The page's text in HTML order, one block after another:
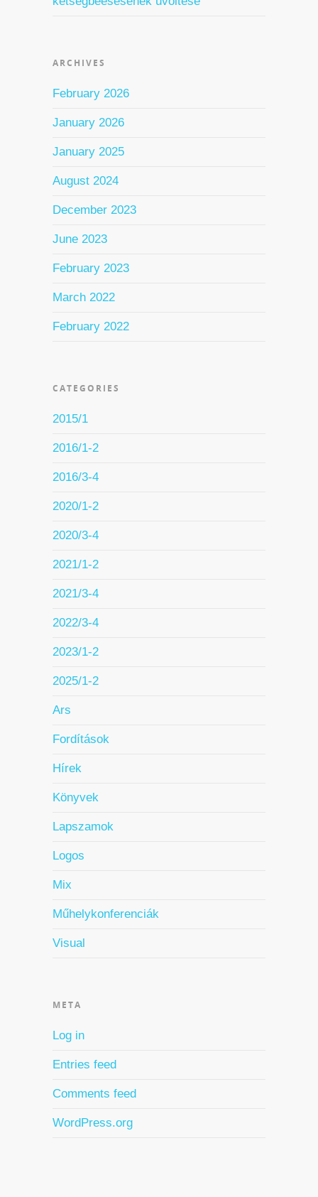
ARCHIVES
February 2026
January 2026
January 2025
August 2024
December 2023
June 2023
February 2023
March 2022
February 2022
CATEGORIES
2015/1
2016/1-2
2016/3-4
2020/1-2
2020/3-4
2021/1-2
2021/3-4
2022/3-4
2023/1-2
2025/1-2
Ars
Fordítások
Hírek
Könyvek
Lapszamok
Logos
Mix
Műhelykonferenciák
Visual
META
Log in
Entries feed
Comments feed
WordPress.org